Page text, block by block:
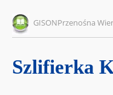
GISONPrzenośna
Szlifierka